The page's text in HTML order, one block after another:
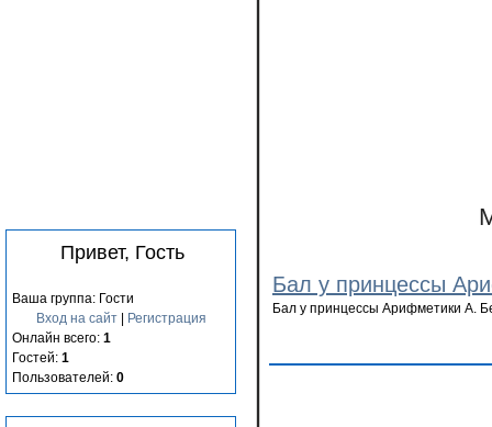
Привет, Гость
Ваша группа: Гости
Вход на сайт|
Регистрация
Онлайн всего: 1
Гостей: 1
Пользователей: 0
Бал у принцессы
Бал у принцессы Арифметики А.